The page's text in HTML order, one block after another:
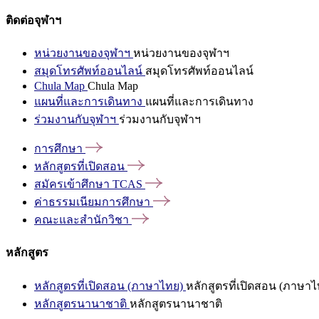
ติดต่อจุฬาฯ
หน่วยงานของจุฬาฯ หน่วยงานของจุฬาฯ
สมุดโทรศัพท์ออนไลน์ สมุดโทรศัพท์ออนไลน์
Chula Map Chula Map
แผนที่และการเดินทาง แผนที่และการเดินทาง
ร่วมงานกับจุฬาฯ ร่วมงานกับจุฬาฯ
การศึกษา
หลักสูตรที่เปิดสอน
สมัครเข้าศึกษา TCAS
ค่าธรรมเนียมการศึกษา
คณะและสำนักวิชา
หลักสูตร
หลักสูตรที่เปิดสอน (ภาษาไทย) หลักสูตรที่เปิดสอน (ภาษาไ
หลักสูตรนานาชาติ หลักสูตรนานาชาติ